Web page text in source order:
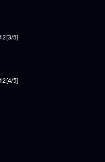
5]
5]